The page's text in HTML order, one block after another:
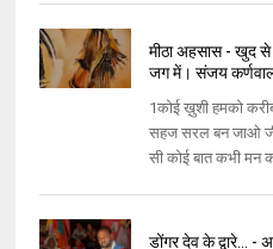
मीठा अहसास - खुद से
जग में। संजय
1कोई ख़ुशी हमको
सहज सरल बन जाओ
सी कोई बात कभी मन
डोंगर देव के द्वारे... -